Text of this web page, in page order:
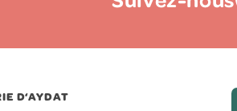
D‘AYDAT